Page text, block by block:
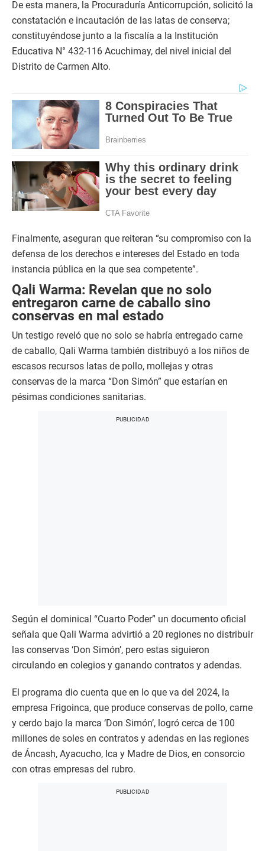
De esta manera, la Procuraduría Anticorrupción, solicitó la
constatación e incautación de las latas de conserva;
constituyéndose junto a la fiscalía a la Institución
Educativa N° 432-116 Acuchimay, del nivel inicial del
Distrito de Carmen Alto.
Finalmente, aseguran que reiteran “su compromiso con la
defensa de los derechos e intereses del Estado en toda
instancia pública en la que sea competente”.
Qali Warma: Revelan que no solo
entregaron carne de caballo sino
conservas en mal estado
Un testigo reveló que no solo se habría entregado carne
de caballo, Qali Warma también distribuyó a los niños de
escasos recursos latas de pollo, mollejas y otras
conservas de la marca “Don Simón” que estarían en
pésimas condiciones sanitarias.
Según el dominical “Cuarto Poder” un documento oficial
señala que Qali Warma advirtió a 20 regiones no distribuir
las conservas ‘Don Simón’, pero estas siguieron
circulando en colegios y ganando contratos y adendas.
El programa dio cuenta que en lo que va del 2024, la
empresa Frigoinca, que produce conservas de pollo, carne
y cerdo bajo la marca ‘Don Simón’, logró cerca de 100
millones de soles en contratos y adendas en las regiones
de Áncash, Ayacucho, Ica y Madre de Dios, en consorcio
con otras empresas del rubro.